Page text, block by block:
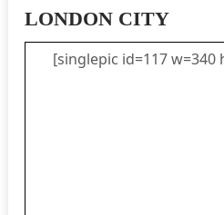
LONDON CITY
[singlepic id=117 w=340